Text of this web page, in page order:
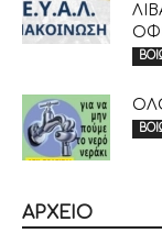
ΑΡΧΕΙΟ